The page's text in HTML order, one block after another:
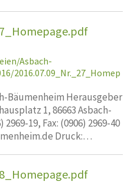
Asbach-
2016.07.09_Nr._27_Homep
Bäumenheim Herausgeber
1, 86663 Asbach-
19, Fax: (0906) 2969-40
Druck:…